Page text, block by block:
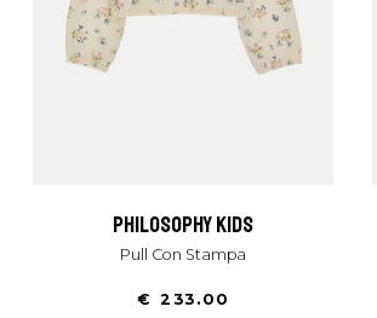
philosophy kids
Pull Con Stampa
€ 233.00